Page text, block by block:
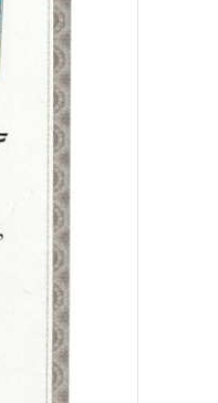
黄河科技学院成人高等学历继